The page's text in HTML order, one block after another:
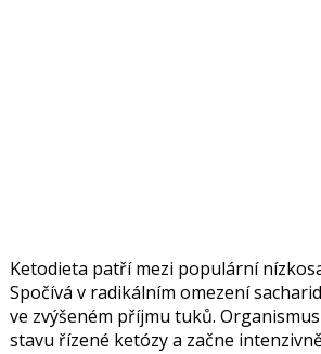
Ketodieta patří mezi populární
Spočívá v radikálním omezení
ve zvýšeném příjmu tuků.
stavu řízené ketózy a začne